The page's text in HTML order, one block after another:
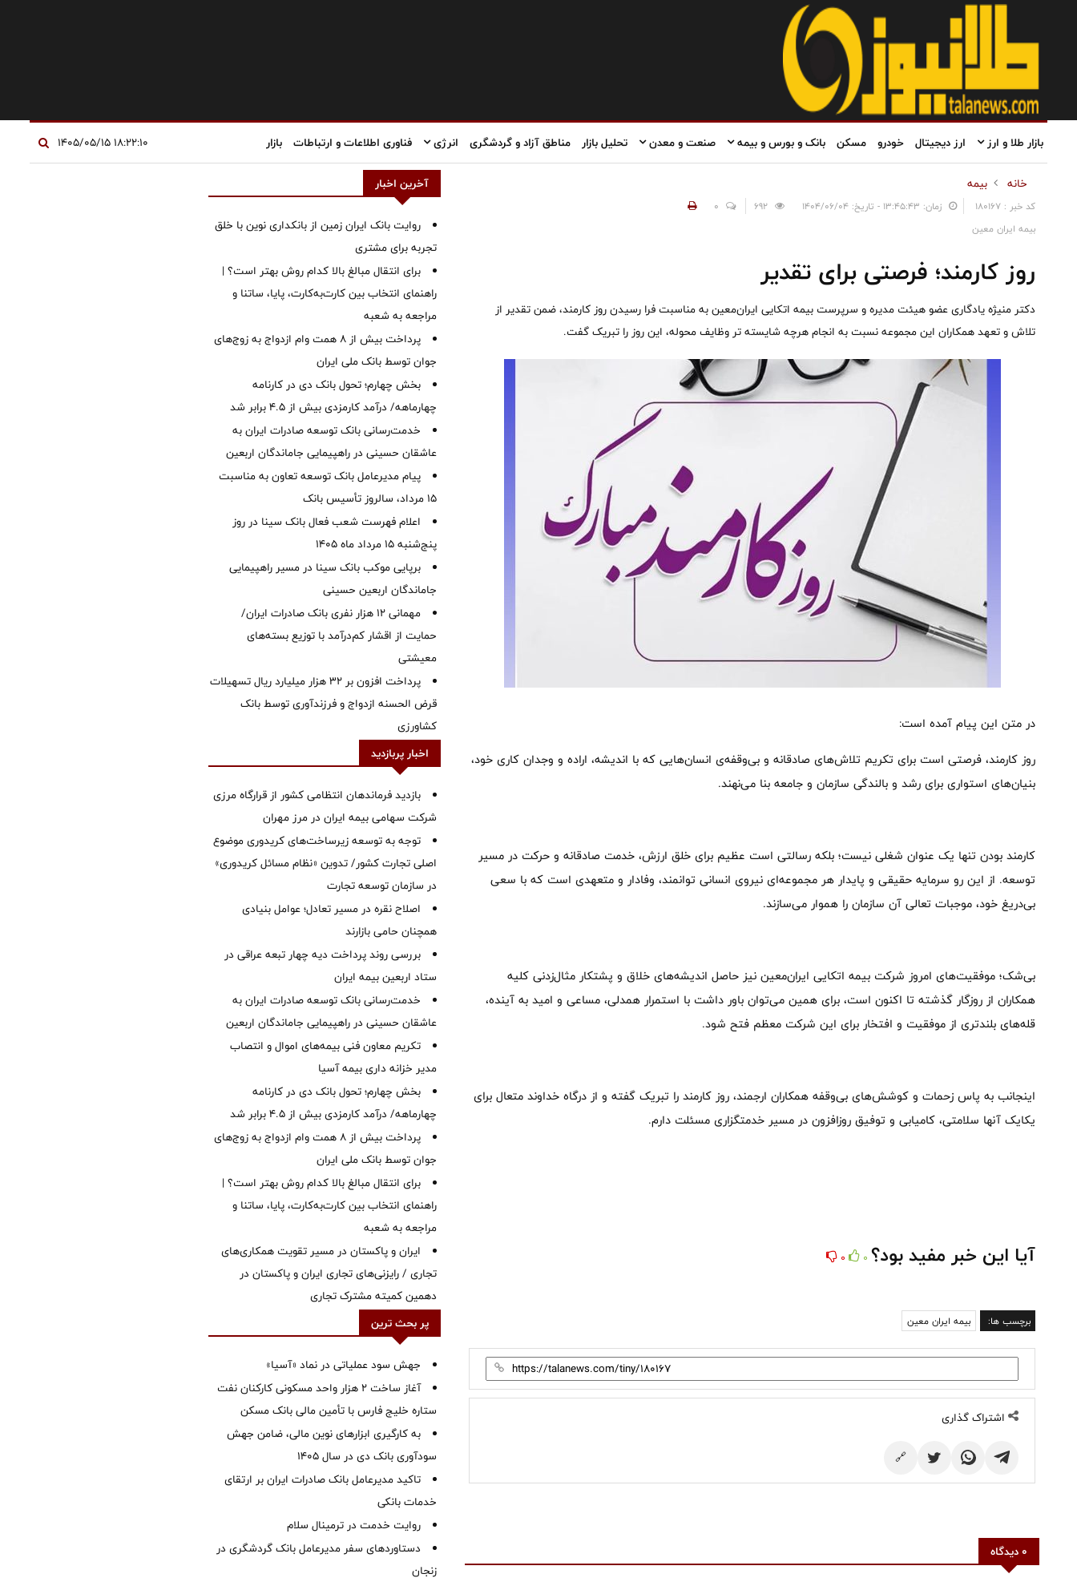
بازار طلا و ارز ارز دیجیتال خودرو مسکن بانک و بورس و بیمه صنعت و معدن تحلیل بازار مناطق آزاد و گردشگری انرژی فناوری اطلاعات و ارتباطات بازار
خانه بیمه
کد خبر : 180167 زمان: ۱۳:۴۵:۴۳ - تاریخ: ۱۴۰۴/۰۶/۰۴
0
بیمه ایران معین
روز کارمند؛ فرصتی برای تقدیر
دکتر منیژه یادگاری عضو هیئت مدیره و سرپرست بیمه اتکایی ایران‌معین به مناسبت فرا رسیدن روز کارمند، ضمن تقدیر از
تلاش و تعهد همکاران این مجموعه نسبت به انجام هرچه شایسته تر وظایف محوله، این روز را تبریک گفت.
در متن این پیام آمده است:
روز کارمند، فرصتی است برای تکریم تلاش‌های صادقانه و بی‌وقفه‌ی انسان‌هایی که با اندیشه، اراده و وجدان کاری خود،
بنیان‌های استواری برای رشد و بالندگی سازمان و جامعه بنا می‌نهند.
کارمند بودن تنها یک عنوان شغلی نیست؛ بلکه رسالتی است عظیم برای خلق ارزش، خدمت صادقانه و حرکت در مسیر
توسعه. از این رو سرمایه حقیقی و پایدار هر مجموعه‌ای نیروی انسانی توانمند، وفادار و متعهدی است که با سعی
بی‌دریغ خود، موجبات تعالی آن سازمان را هموار می‌سازند.
بی‌شک؛ موفقیت‌های امروز شرکت بیمه اتکایی ایران‌معین نیز حاصل اندیشه‌های خلاق و پشتکار مثال‌زدنی کلیه
همکاران از روزگار گذشته تا اکنون است، برای همین می‌توان باور داشت با استمرار همدلی، مساعی و امید به آینده،
قله‌های بلندتری از موفقیت و افتخار برای این شرکت معظم فتح شود.
اینجانب به پاس زحمات و کوشش‌های بی‌وقفه‌ همکاران ارجمند، روز کارمند را تبریک گفته و از درگاه خداوند متعال برای
یکایک آنها سلامتی، کامیابی و توفیق روزافزون در مسیر خدمتگزاری مسئلت دارم.
آیا این خبر مفید بود؟ 0
0
برچسب ها: بیمه ایران معین
اشتراک گذاری
🔗
0 دیدگاه
آخرین اخبار
روایت بانک ایران زمین از بانکداری نوین با خلق
تجربه برای مشتری
برای انتقال مبالغ بالا کدام روش بهتر است؟ |
راهنمای انتخاب بین کارت‌به‌کارت، پایا، ساتنا و
مراجعه به شعبه
پرداخت بیش از ۸ همت وام ازدواج به زوج‌های
جوان توسط بانک ملی ایران
بخش چهارم؛ تحول بانک دی در کارنامه
چهارماهه/ درآمد کارمزدی بیش از ۴.۵ برابر شد
خدمت‌رسانی بانک توسعه صادرات ایران به
عاشقان حسینی در راهپیمایی جاماندگان اربعین
پیام مدیرعامل بانک توسعه تعاون به مناسبت
15 مرداد، سالروز تأسیس بانک
اعلام فهرست شعب فعال بانک سینا در روز
پنج‌شنبه 15 مرداد ماه 1405
برپایی موکب بانک سینا در مسیر راهپیمایی
جاماندگان اربعین حسینی
مهمانی ۱۲ هزار نفری بانک صادرات ایران/
حمایت از اقشار کم‌درآمد با توزیع بسته‌های
معیشتی
پرداخت افزون بر 32 هزار میلیارد ریال تسهیلات
قرض الحسنه ازدواج و فرزندآوری توسط بانک
کشاورزی
اخبار پربازدید
بازدید فرماندهان انتظامی کشور از قرارگاه مرزی
شرکت سهامی بیمه ایران در مرز مهران
توجه به توسعه زیرساخت‌های کریدوری موضوع
اصلی تجارت کشور/ تدوین «نظام مسائل کریدوری»
در سازمان توسعه تجارت
اصلاح نقره در مسیر تعادل؛ عوامل بنیادی
همچنان حامی بازارند
بررسی روند پرداخت دیه چهار تبعه عراقی در
ستاد اربعین بیمه ایران
خدمت‌رسانی بانک توسعه صادرات ایران به
عاشقان حسینی در راهپیمایی جاماندگان اربعین
تکریم معاون فنی بیمه‌های اموال و انتصاب
مدیر خزانه داری بیمه آسیا
بخش چهارم؛ تحول بانک دی در کارنامه
چهارماهه/ درآمد کارمزدی بیش از ۴.۵ برابر شد
پرداخت بیش از ۸ همت وام ازدواج به زوج‌های
جوان توسط بانک ملی ایران
برای انتقال مبالغ بالا کدام روش بهتر است؟ |
راهنمای انتخاب بین کارت‌به‌کارت، پایا، ساتنا و
مراجعه به شعبه
ایران و پاکستان در مسیر تقویت همکاری‌های
تجاری / رایزنی‌های تجاری ایران و پاکستان در
دهمین کمیته مشترک تجاری
پر بحث ترین
جهش سود عملیاتی در نماد «آسیا»
آغاز ساخت ۲ هزار واحد مسکونی کارکنان نفت
ستاره خلیج فارس با تأمین مالی بانک مسکن
به کارگیری ابزارهای نوین مالی، ضامن جهش
سودآوری بانک دی در سال 1405
تاکید مدیرعامل بانک صادرات ایران بر ارتقای
خدمات بانکی
روایت خدمت در ترمینال سلام
دستاوردهای سفر مدیرعامل بانک گردشگری در
زنجان